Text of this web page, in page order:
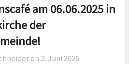
am 06.06.2025 in
der
on 2. Juni 2025